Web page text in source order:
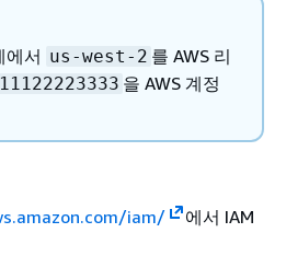
에서 us-west-2 를 AWS 리
을 AWS 계정
iam/
에서 IAM